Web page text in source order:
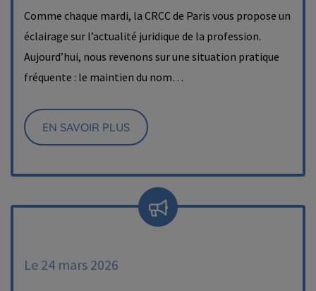
Comme chaque mardi, la CRCC de Paris vous propose un
éclairage sur l’actualité juridique de la profession.
Aujourd’hui, nous revenons sur une situation pratique
fréquente : le maintien du nom…
EN SAVOIR PLUS
Le 24 mars 2026